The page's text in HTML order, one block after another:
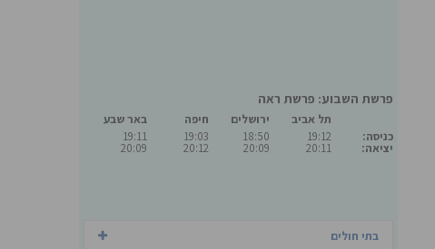
פרשת השבוע: פרשת ראה
כניסה:
יציאה:
תל אביב
19:12
20:11
ירושלים
18:50
20:09
חיפה
19:03
20:12
באר שבע
19:11
20:09
בתי חולים